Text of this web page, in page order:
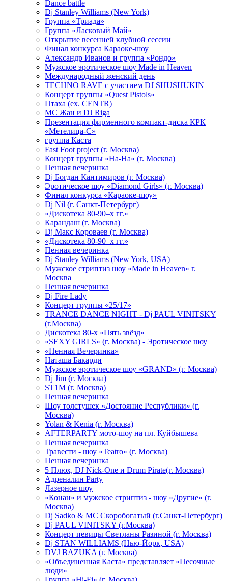
Dance battle
Dj Stanley Williams (New York)
Группа «Триада»
Группа «Ласковый Май»
Открытие весенней клубной сессии
Финал конкурса Караоке-шоу
Александр Иванов и группа «Рондо»
Мужское эротическое шоу Made in Heaven
Международный женский день
TECHNO RAVE с участием DJ SHUSHUKIN
Концерт группы «Quest Pistols»
Птаха (ex. CENTR)
МС Жан и DJ Riga
Презентация фирменного компакт-диска КРК
«Метелица-С»
группа Каста
Fast Foot project (г. Москва)
Концерт группы «На-На» (г. Москва)
Пенная вечеринка
Dj Богдан Кантимиров (г. Москва)
Эротическое шоу «Diamond Girls» (г. Москва)
Финал конкурса «Караоке-шоу»
Dj Nil (г. Санкт-Петербург)
«Дискотека 80-90–х гг.»
Карандаш (г. Москва)
Dj Макс Короваев (г. Москва)
«Дискотека 80-90–х гг.»
Пенная вечеринка
Dj Stanley Williams (New York, USA)
Мужское стриптиз шоу «Made in Heaven» г.
Москва
Пенная вечеринка
Dj Fire Lady
Концерт группы «25/17»
TRANCE DANCE NIGHT - Dj PAUL VINITSKY
(г.Москва)
Дискотека 80-х «Пять звёзд»
«SEXY GIRLS» (г. Москва) - Эротическое шоу
«Пенная Вечеринка»
Hаташа Бакарди
Мужское эротическое шоу «GRAND» (г. Москва)
Dj Jim (г. Москва)
ST1M (г. Москва)
Пенная вечеринка
Шоу толстушек «Достояние Республики» (г.
Москва)
Yolan & Kenia (г. Москва)
AFTERPARTY мото-шоу на пл. Куйбышева
Пенная вечеринка
Травести - шоу «Teatro» (г. Москва)
Пенная вечеринка
5 Плюх, DJ Nick-One и Drum Pirate(г. Москва)
Адреналин Party
Лазерное шоу
«Конан» и мужское стриптиз - шоу «Другие» (г.
Москва)
Dj Sadko & МС Скоробогатый (г.Санкт-Петербург)
Dj PAUL VINITSKY (г.Москва)
Концерт певицы Светланы Разиной (г. Москва)
Dj STAN WILLIAMS (Нью-Йорк, USA)
DVJ BAZUKA (г. Москва)
«Объединенная Каста» представляет «Песочные
люди»